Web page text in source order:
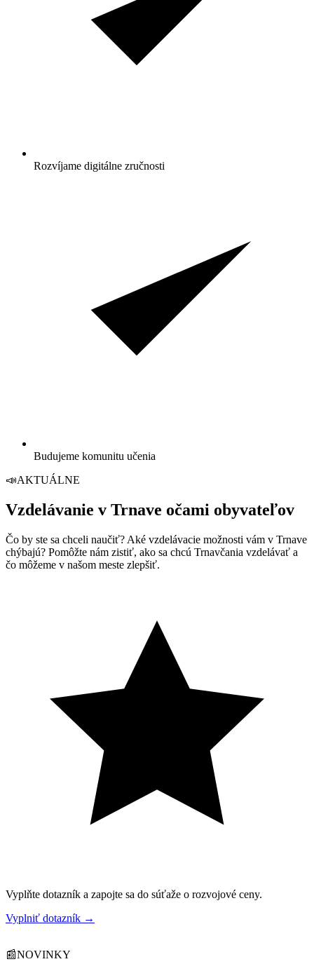
Rozvíjame digitálne zručnosti
Budujeme komunitu učenia
📣AKTUÁLNE
Vzdelávanie v Trnave očami obyvateľov
Čo by ste sa chceli naučiť? Aké vzdelávacie možnosti vám v Trnave
chýbajú? Pomôžte nám zistiť, ako sa chcú Trnavčania vzdelávať a
čo môžeme v našom meste zlepšiť.
Vyplňte dotazník a zapojte sa do súťaže o rozvojové ceny.
Vyplniť dotazník →
📰NOVINKY